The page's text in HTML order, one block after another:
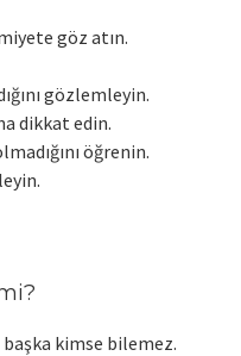
göz atın.
gözlemleyin.
dikkat edin.
öğrenin.
kimse bilemez.